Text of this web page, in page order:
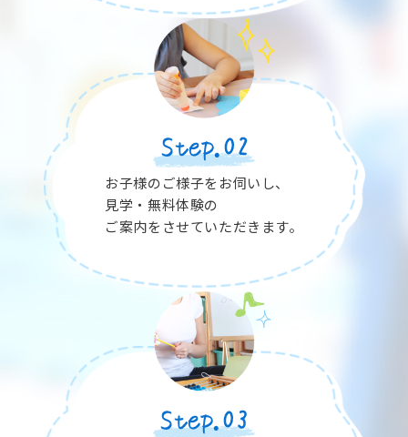
お子様のご様子をお伺いし、
見学・無料体験の
ご案内をさせていただきます。